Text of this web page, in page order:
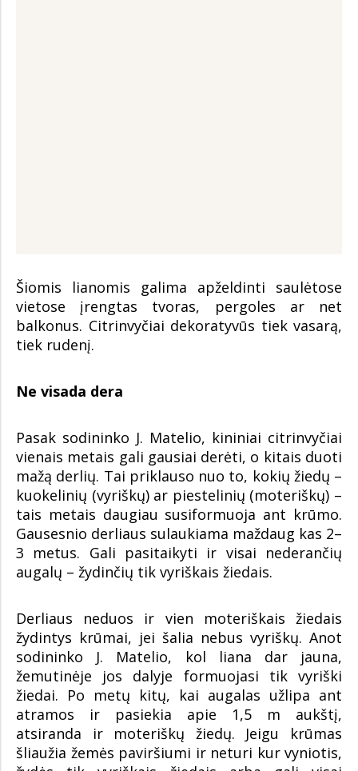
Šiomis lianomis galima apželdinti saulėtose
vietose įrengtas tvoras, pergoles ar net
balkonus. Citrinvyčiai dekoratyvūs tiek vasarą,
tiek rudenį.
Ne visada dera
Pasak sodininko J. Matelio, kininiai citrinvyčiai
vienais metais gali gausiai derėti, o kitais duoti
mažą derlių. Tai priklauso nuo to, kokių žiedų –
kuokelinių (vyriškų) ar piestelinių (moteriškų) –
tais metais daugiau susiformuoja ant krūmo.
Gausesnio derliaus sulaukiama maždaug kas 2–
3 metus. Gali pasitaikyti ir visai nederančių
augalų – žydinčių tik vyriškais žiedais.
Derliaus neduos ir vien moteriškais žiedais
žydintys krūmai, jei šalia nebus vyriškų. Anot
sodininko J. Matelio, kol liana dar jauna,
žemutinėje jos dalyje formuojasi tik vyriški
žiedai. Po metų kitų, kai augalas užlipa ant
atramos ir pasiekia apie 1,5 m aukštį,
atsiranda ir moteriškų žiedų. Jeigu krūmas
šliaužia žemės paviršiumi ir neturi kur vyniotis,